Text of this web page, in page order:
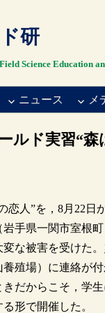
研
Science Education
ニュース メ
ルド実習“森
人”を，8月22
手県一関市室根
な被害を受けた
殖場）に連絡が
だからこそ，学
形で開催した。